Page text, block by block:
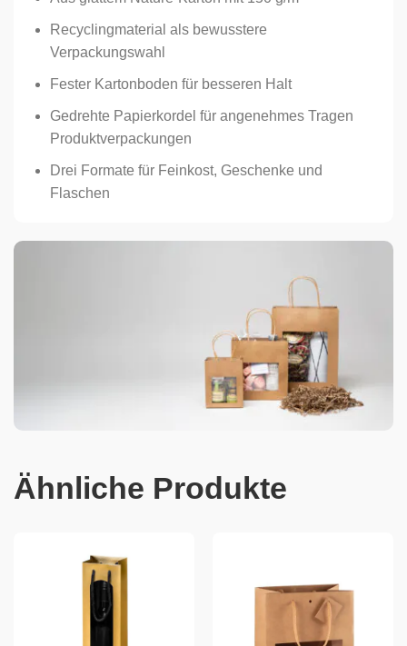
Recyclingmaterial als bewusstere
Verpackungswahl
Fester Kartonboden für besseren Halt
Gedrehte Papierkordel für angenehmes Tragen
Produktverpackungen
Drei Formate für Feinkost, Geschenke und
Flaschen
Ähnliche Produkte